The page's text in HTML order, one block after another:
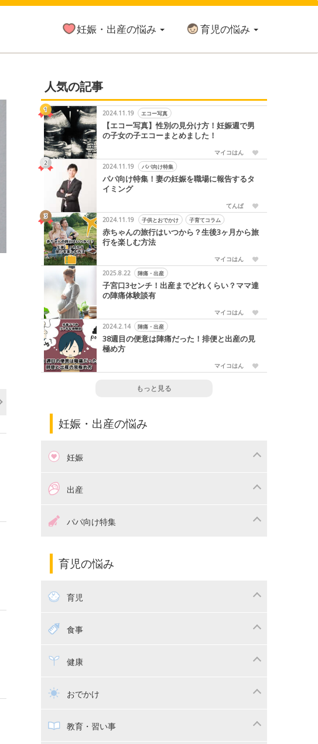
妊娠・出産の悩み 育児の悩み
人気の記事
2024.11.19 エコー写真
【エコー写真】性別の見分け方！妊娠週で男
の子女の子エコーまとめました！
マイコはん
2024.11.19
パパ向け特集
パパ向け特集！妻の妊娠を職場に報告するタ
イミング
てんぱ
2024.11.19
子供とおでかけ 子育てコラム
赤ちゃんの旅行はいつから？生後3ヶ月から旅
行を楽しむ方法
マイコはん
2025.8.22
陣痛・出産
子宮口3センチ！出産までどれくらい？ママ達
の陣痛体験談有
マイコはん
2024.2.14
陣痛・出産
38週目の便意は陣痛だった！排便と出産の見
極め方
マイコはん
もっと見る
妊娠・出産の悩み
妊娠
つわり
妊娠中の食事
出産
出産準備パパ向け特集
パパ向け特集
育児の悩み
育児
赤ちゃんのお世話
寝かしつけ
トイトレ
食事
離乳食健康
乳幼児健診・予防接種
おでかけ
子供とおでかけ
教育・習い事